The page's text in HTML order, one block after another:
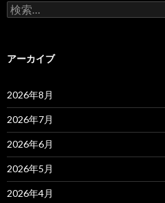
検
索:
アーカイブ
2026年8月
2026年7月
2026年6月
2026年5月
2026年4月